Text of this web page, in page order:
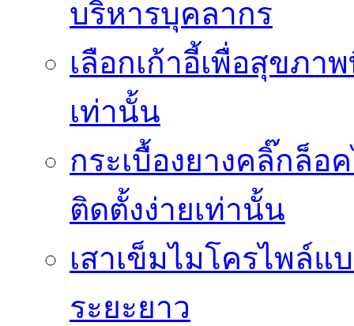
บริหารบุคลากร
เลือกเก้าอี้เพื่อสุขภา
เท่านั้น
กระเบื้องยางคลิ๊กล็อ
ติดตั้งง่ายเท่านั้น
เสาเข็มไมโครไพล์
ระยะยาว